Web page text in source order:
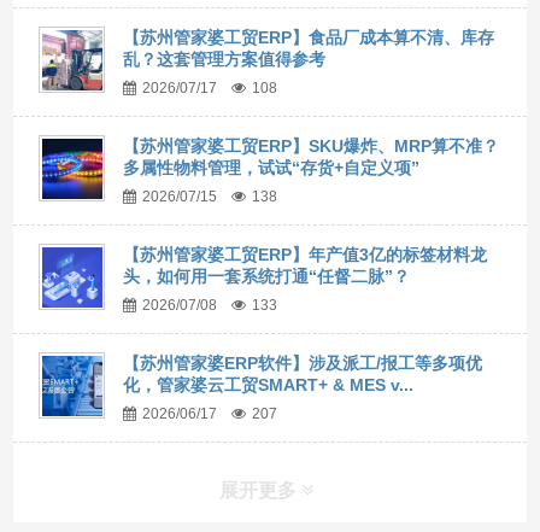
【苏州管家婆工贸ERP】食品厂成本算不清、库存
乱？这套管理方案值得参考
2026/07/17 108
【苏州管家婆工贸ERP】SKU爆炸、MRP算不准？
多属性物料管理，试试“存货+自定义项”
2026/07/15 138
【苏州管家婆工贸ERP】年产值3亿的标签材料龙
头，如何用一套系统打通“任督二脉”？
2026/07/08 133
【苏州管家婆ERP软件】涉及派工/报工等多项优
化，管家婆云工贸SMART+ & MES v...
2026/06/17 207
展开更多